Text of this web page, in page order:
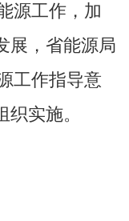
源工作，加
展，省能源局
工作指导意
实施。